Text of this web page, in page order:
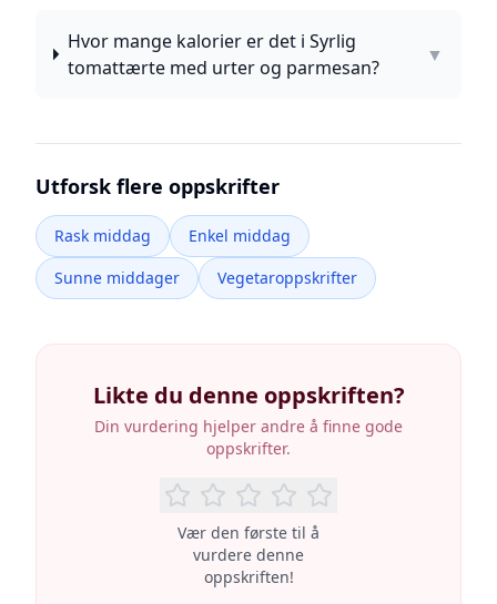
Hvor mange kalorier er det i Syrlig
tomattærte med urter og parmesan?
▼
Utforsk flere oppskrifter
Rask middag
Enkel middag
Sunne middager
Vegetaroppskrifter
Likte du denne oppskriften?
Din vurdering hjelper andre å finne gode
oppskrifter.
Vær den første til å
vurdere denne
oppskriften!